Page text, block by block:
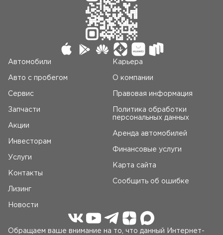
Автомобили
Авто c пробегом
Сервис
Запчасти
Акции
Инвесторам
Услуги
Контакты
Лизинг
Новости
Карьера
О компании
Правовая информация
Политика обработки
персональных данных
Аренда автомобилей
Финансовые услуги
Карта сайта
Сообщить об ошибке
Обращаем ваше внимание на то, что данный Интернет-